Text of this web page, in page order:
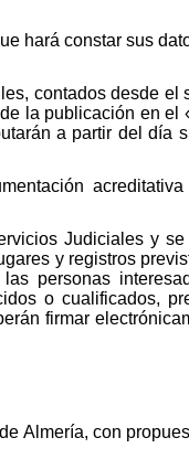
hará constar sus
contados desde el
la publicación en
a partir del día
Judiciales y se
y registros
personas
o cualificados,
firmar
Almería, con